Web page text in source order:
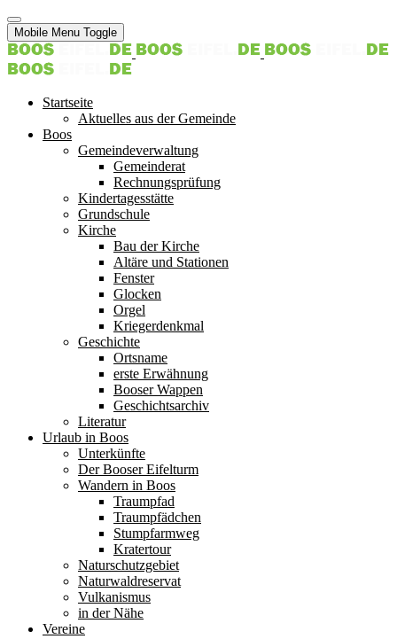
Mobile Menu Toggle
Startseite
Aktuelles aus der Gemeinde
Boos
Gemeindeverwaltung
Gemeinderat
Rechnungsprüfung
Kindertagesstätte
Grundschule
Kirche
Bau der Kirche
Altäre und Stationen
Fenster
Glocken
Orgel
Kriegerdenkmal
Geschichte
Ortsname
erste Erwähnung
Booser Wappen
Geschichtsarchiv
Literatur
Urlaub in Boos
Unterkünfte
Der Booser Eifelturm
Wandern in Boos
Traumpfad
Traumpfädchen
Stumpfarmweg
Kratertour
Naturschutzgebiet
Naturwaldreservat
Vulkanismus
in der Nähe
Vereine